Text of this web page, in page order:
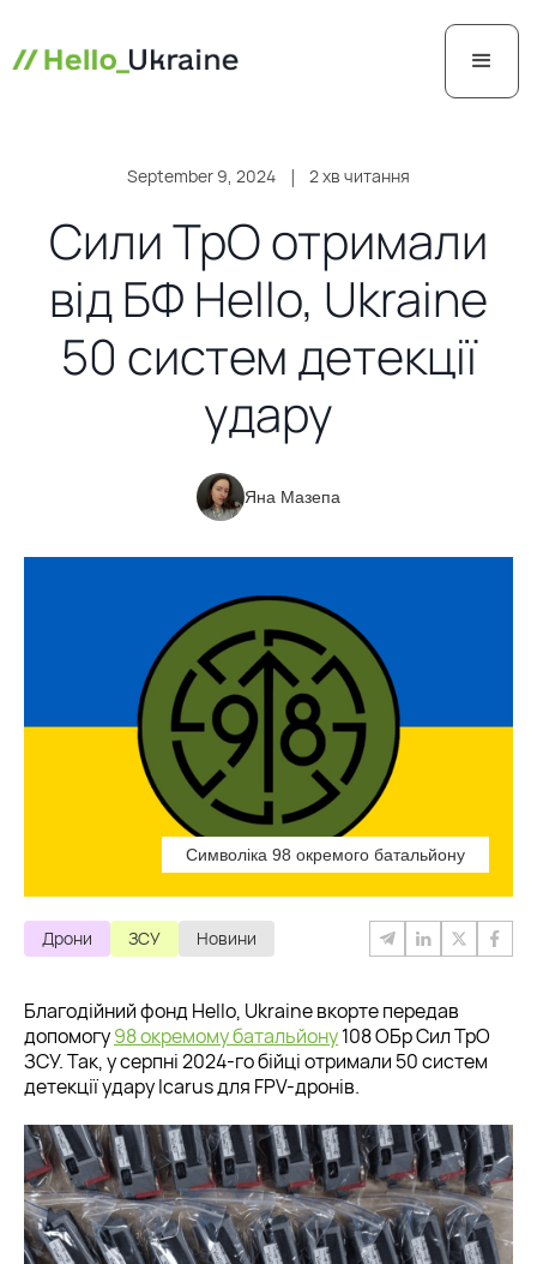
September 9, 2024 | 2 хв читання
Сили ТрО отримали
від БФ Hello, Ukraine
50 систем детекції
удару
Яна Мазепа
Символіка 98 окремого батальйону
Дрони ЗСУ Новини
Благодійний фонд Hello, Ukraine вкорте передав
допомогу98 окремому батальйону108 ОБр Сил ТрО
ЗСУ. Так, у серпні 2024-го бійці отримали 50 систем
детекції удару Icarus для FPV-дронів.